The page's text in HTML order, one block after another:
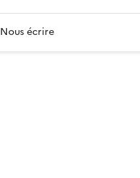
Nous écrire